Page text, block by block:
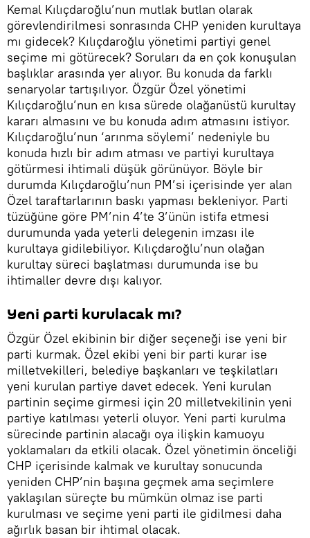
Kemal Kılıçdaroğlu’nun mutlak butlan olarak
görevlendirilmesi sonrasında CHP yeniden kurultaya
mı gidecek? Kılıçdaroğlu yönetimi partiyi genel
seçime mi götürecek? Soruları da en çok konuşulan
başlıklar arasında yer alıyor. Bu konuda da farklı
senaryolar tartışılıyor. Özgür Özel yönetimi
Kılıçdaroğlu’nun en kısa sürede olağanüstü kurultay
kararı almasını ve bu konuda adım atmasını istiyor.
Kılıçdaroğlu’nun ‘arınma söylemi’ nedeniyle bu
konuda hızlı bir adım atması ve partiyi kurultaya
götürmesi ihtimali düşük görünüyor. Böyle bir
durumda Kılıçdaroğlu’nun PM’si içerisinde yer alan
Özel taraftarlarının baskı yapması bekleniyor. Parti
tüzüğüne göre PM’nin 4’te 3’ünün istifa etmesi
durumunda yada yeterli delegenin imzası ile
kurultaya gidilebiliyor. Kılıçdaroğlu’nun olağan
kurultay süreci başlatması durumunda ise bu
ihtimaller devre dışı kalıyor.
Yeni parti kurulacak mı?
Özgür Özel ekibinin bir diğer seçeneği ise yeni bir
parti kurmak. Özel ekibi yeni bir parti kurar ise
milletvekilleri, belediye başkanları ve teşkilatları
yeni kurulan partiye davet edecek. Yeni kurulan
partinin seçime girmesi için 20 milletvekilinin yeni
partiye katılması yeterli oluyor. Yeni parti kurulma
sürecinde partinin alacağı oya ilişkin kamuoyu
yoklamaları da etkili olacak. Özel yönetimin önceliği
CHP içerisinde kalmak ve kurultay sonucunda
yeniden CHP’nin başına geçmek ama seçimlere
yaklaşılan süreçte bu mümkün olmaz ise parti
kurulması ve seçime yeni parti ile gidilmesi daha
ağırlık basan bir ihtimal olacak.